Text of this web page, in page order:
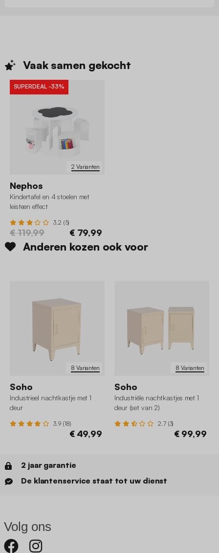
Vaak samen gekocht
2 Varianten
SUPERDEAL -33%
Nephos
Kindertafel en 4 stoelen met
leisteen effect
3.2 (5)
€ 119,99 € 79,99
Anderen kozen ook voor
8 Varianten
Soho
Industrieel nachtkastje met 1
deur
3.9 (18)
€ 49,99
8 Varianten
Soho
Industriële nachtkastjes met 1
deur (set van 2)
2.7 (3)
€ 99,99
2 jaar garantie
De klantenservice staat tot uw dienst
Volg ons